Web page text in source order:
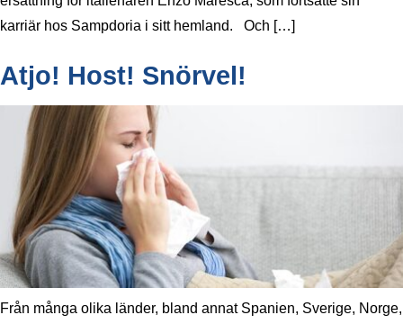
karriär hos Sampdoria i sitt hemland. Och […]
Atjo! Host! Snörvel!
Från många olika länder, bland annat Spanien, Sverige, Norge,